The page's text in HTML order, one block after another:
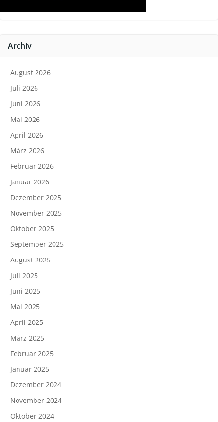
Archiv
August 2026
Juli 2026
Juni 2026
Mai 2026
April 2026
März 2026
Februar 2026
Januar 2026
Dezember 2025
November 2025
Oktober 2025
September 2025
August 2025
Juli 2025
Juni 2025
Mai 2025
April 2025
März 2025
Februar 2025
Januar 2025
Dezember 2024
November 2024
Oktober 2024